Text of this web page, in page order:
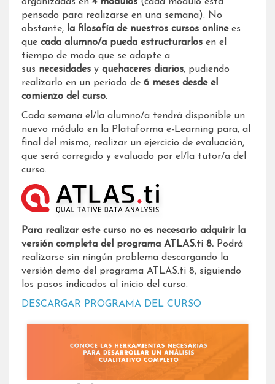
pensado para realizarse en una semana). No
obstante, la filosofía de nuestros cursos onlinees
que cada alumno/a pueda estructurarlos en el
tiempo de modo que se adapte a
sus necesidades y quehaceres diarios, pudiendo
realizarlo en un periodo de 6 meses desde el
comienzo del curso.
Cada semana el/la alumno/a tendrá disponible un
nuevo módulo en la Plataforma e-Learning para, al
final del mismo, realizar un ejercicio de evaluación,
que será corregido y evaluado por el/la tutor/a del
curso.
Para realizar este curso no es necesario adquirir la
versión completa del programa ATLAS.ti 8. Podrá
realizarse sin ningún problema descargando la
versión demo del programa ATLAS.ti 8, siguiendo
los pasos indicados al inicio del curso.
DESCARGAR PROGRAMA DEL CURSO